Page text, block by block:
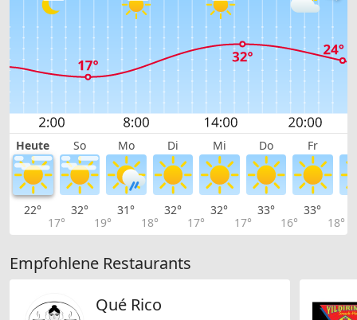
Heute So Mo Di Mi Do Fr
22°
17°
32°
19°
31°
18°
32°
17°
32°
17°
33°
16°
33°
18°
Empfohlene Restaurants
Qué Rico